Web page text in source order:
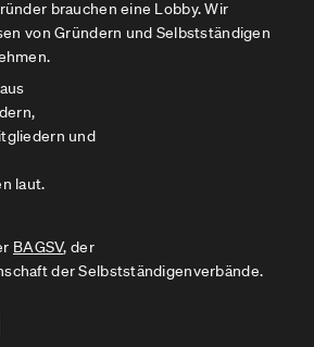
brauchen eine Lobby. Wir
von Gründern und Selbstständigen
und
laut.
BAGSV, der
der Selbstständigenverbände.